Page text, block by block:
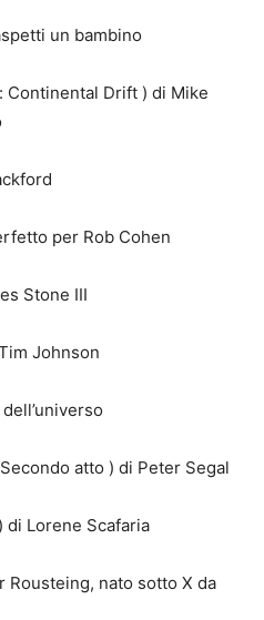
un bambino
Continental Drift ) di Mike
per Rob Cohen
Stone III
Johnson
atto ) di Peter Segal
di Lorene Scafaria
Rousteing, nato sotto X da